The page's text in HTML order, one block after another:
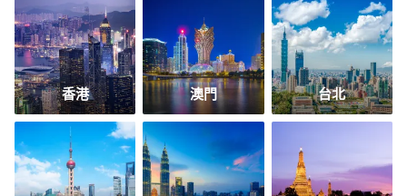
香港 澳門 台北